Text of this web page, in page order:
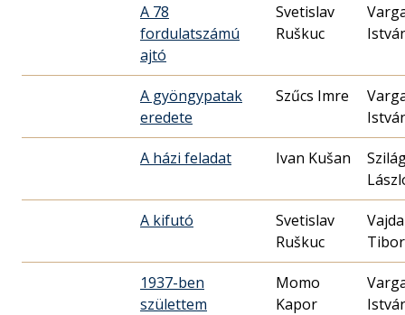
A 78
fordulatszámú
ajtó
Svetislav
Ruškuc
A gyöngypatak
eredete
Szűcs Imre
A házi feladat Ivan Kušan
A kifutó
Svetislav
Ruškuc
Vajda
Tibor
1937-ben
születtem
Momo
Kapor